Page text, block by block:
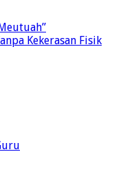
Kekerasan Fisik